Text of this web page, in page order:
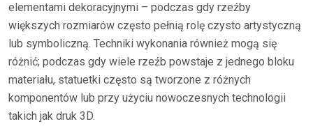
elementami dekoracyjnymi – podczas gdy rzeźby
większych rozmiarów często pełnią rolę czysto artystyczną
lub symboliczną. Techniki wykonania również mogą się
różnić; podczas gdy wiele rzeźb powstaje z jednego bloku
materiału, statuetki często są tworzone z różnych
komponentów lub przy użyciu nowoczesnych technologii
takich jak druk 3D.